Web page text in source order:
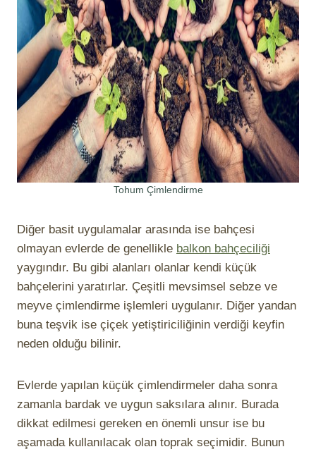
Tohum Çimlendirme
Diğer basit uygulamalar arasında ise bahçesi
olmayan evlerde de genellikle balkon bahçeciliği
yaygındır. Bu gibi alanları olanlar kendi küçük
bahçelerini yaratırlar. Çeşitli mevsimsel sebze ve
meyve çimlendirme işlemleri uygulanır. Diğer yandan
buna teşvik ise çiçek yetiştiriciliğinin verdiği keyfin
neden olduğu bilinir.
Evlerde yapılan küçük çimlendirmeler daha sonra
zamanla bardak ve uygun saksılara alınır. Burada
dikkat edilmesi gereken en önemli unsur ise bu
aşamada kullanılacak olan toprak seçimidir. Bunun